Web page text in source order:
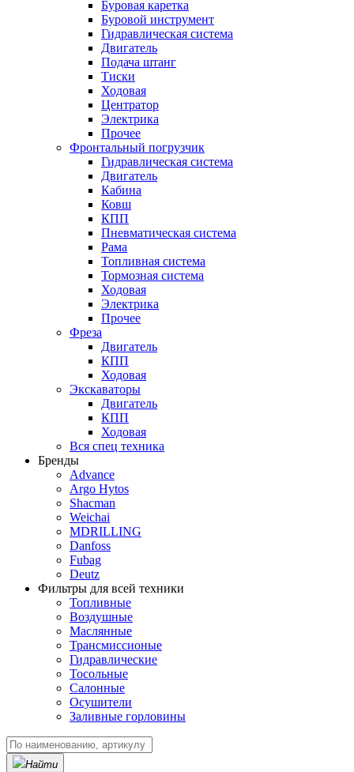
Буровая каретка
Буровой инструмент
Гидравлическая система
Двигатель
Подача штанг
Тиски
Ходовая
Центратор
Электрика
Прочее
Фронтальный погрузчик
Гидравлическая система
Двигатель
Кабина
Ковш
КПП
Пневматическая система
Рама
Топливная система
Тормозная система
Ходовая
Электрика
Прочее
Фреза
Двигатель
КПП
Ходовая
Экскаваторы
Двигатель
КПП
Ходовая
Вся спец техника
Бренды
Advance
Argo Hytos
Shacman
Weichai
MDRILLING
Danfoss
Fubag
Deutz
Фильтры для всей техники
Топливные
Воздушные
Маслянные
Трансмиссионые
Гидравлические
Тосольные
Салонные
Осушители
Заливные горловины
Найти